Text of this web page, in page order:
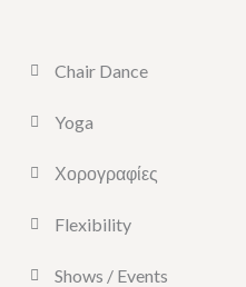
Chair Dance
Yoga
Χορογραφίες
Flexibility
Shows / Events